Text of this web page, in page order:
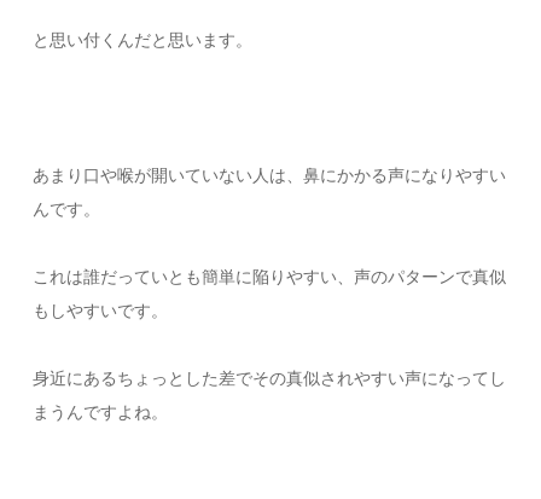
と思い付くんだと思います。
あまり口や喉が開いていない人は、鼻にかかる声になりやすい
んです。
これは誰だっていとも簡単に陥りやすい、声のパターンで真似
もしやすいです。
身近にあるちょっとした差でその真似されやすい声になってし
まうんですよね。